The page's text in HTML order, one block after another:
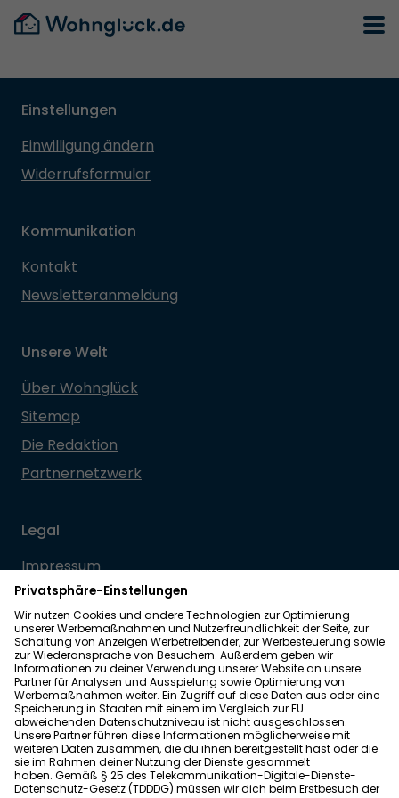
Einstellungen
Einwilligung ändern
Widerrufsformular
Kommunikation
Kontakt
Newsletteranmeldung
Unsere Welt
Über Wohnglück
Sitemap
Die Redaktion
Partnernetzwerk
Legal
Impressum
Datenschutz
Allgemeine Geschäftsbedingungen
Barrierefreiheit